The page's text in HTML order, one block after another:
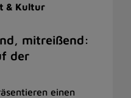
& Kultur
mitreißend:
der
einen